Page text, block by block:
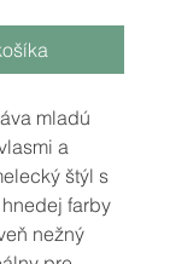
mladú
a
štýl s
farby
nežný